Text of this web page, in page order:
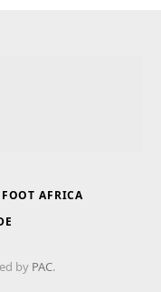
FOOT AFRICA
by PAC.